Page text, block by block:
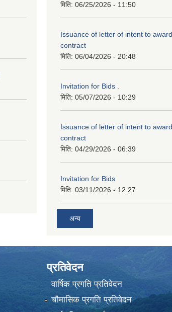
मिति: 06/25/2026 - 11:50
Issuance of letter of intent to
contract
मिति: 06/04/2026 - 20:48
Invitation for Bids .
मिति: 05/07/2026 - 10:29
Issuance of letter of intent to
contract
मिति: 04/29/2026 - 06:39
Invitation for Bids
मिति: 03/11/2026 - 12:27
अन्य
प्रतिवेदन
वार्षिक प्रगति प्रतिवेदन
चौमासिक प्रगति प्रतिवेदन